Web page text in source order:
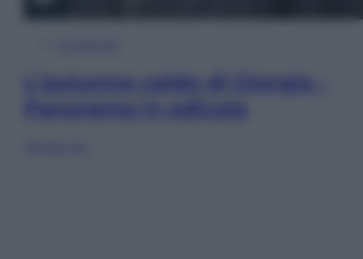
L’autunno caldo di Giorgia –